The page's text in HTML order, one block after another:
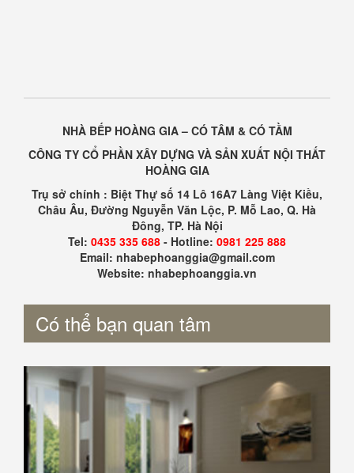
NHÀ BẾP HOÀNG GIA – CÓ TÂM & CÓ TẦM
CÔNG TY CỔ PHẦN XÂY DỰNG VÀ SẢN XUẤT NỘI THẤT
HOÀNG GIA
Trụ sở chính : Biệt Thự số 14 Lô 16A7 Làng Việt Kiều,
Châu Âu, Đường Nguyễn Văn Lộc, P. Mỗ Lao, Q. Hà
Đông, TP. Hà Nội
Tel: 0435 335 688 - Hotline: 0981 225 888
Email: nhabephoanggia@gmail.com
Website: nhabephoanggia.vn
Có thể bạn quan tâm